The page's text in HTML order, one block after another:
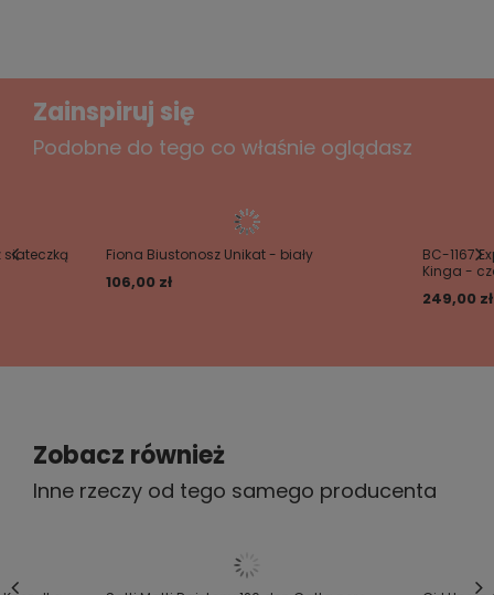
20 den. Ozdobione wyhaftowanym szwem i
koronką na silikonie.
rozmiar: 1-2 3-4
Twój email
Zainspiruj się
Podobne do tego co właśnie oglądasz
siateczką Fiona Biustonosz Unikat - biały
106,00 zł
BC-1167
Kinga -
249,00 zł
Zobacz również
Inne rzeczy od tego samego producenta